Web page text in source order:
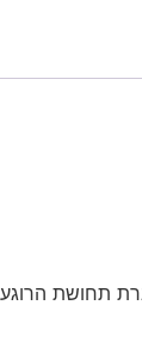
תחושת הרוגע